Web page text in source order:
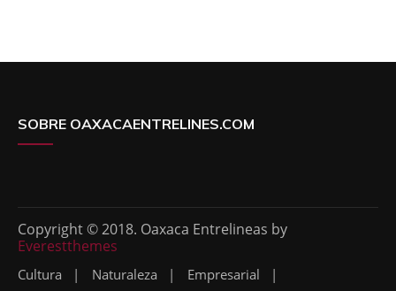
SOBRE OAXACAENTRELINES.COM
Copyright © 2018. Oaxaca Entrelineas by
Everestthemes
Cultura Naturaleza
Empresarial